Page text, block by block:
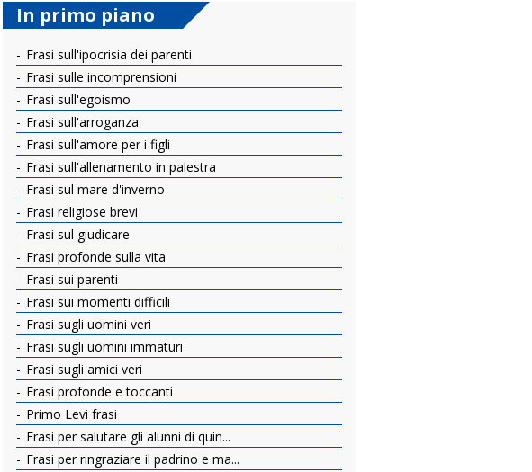
In primo piano
Frasi sull'ipocrisia dei parenti
Frasi sulle incomprensioni
Frasi sull'egoismo
Frasi sull'arroganza
Frasi sull'amore per i figli
Frasi sull'allenamento in palestra
Frasi sul mare d'inverno
Frasi religiose brevi
Frasi sul giudicare
Frasi profonde sulla vita
Frasi sui parenti
Frasi sui momenti difficili
Frasi sugli uomini veri
Frasi sugli uomini immaturi
Frasi sugli amici veri
Frasi profonde e toccanti
Primo Levi frasi
Frasi per salutare gli alunni di quin...
Frasi per ringraziare il padrino e ma...